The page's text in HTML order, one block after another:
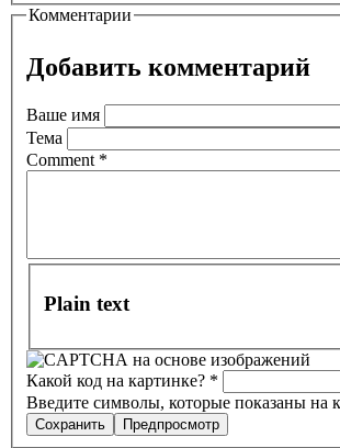
Комментарии
Добавить комментарий
Ваше имя
Тема
Comment *
Plain text
Какой код на картинке? *
Введите символы, которые показаны на